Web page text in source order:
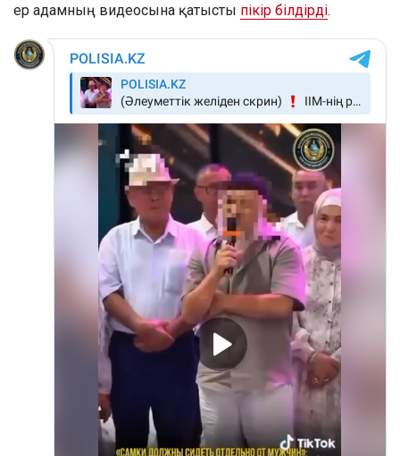
ер адамның видеосына қатысты пікір білдірді.